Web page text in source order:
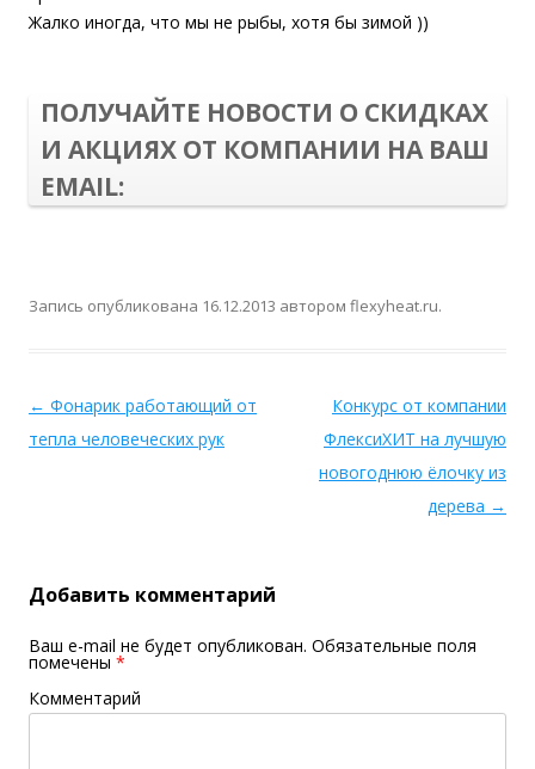
Жалко иногда, что мы не рыбы, хотя бы зимой ))
ПОЛУЧАЙТЕ НОВОСТИ О СКИДКАХ
И АКЦИЯХ ОТ КОМПАНИИ НА ВАШ
EMAIL:
Запись опубликована 16.12.2013 автором flexyheat.ru.
← Фонарик работающий от
тепла человеческих рук
Конкурс от компании
ФлексиХИТ на лучшую
новогоднюю ёлочку из
дерева →
Добавить комментарий
Ваш e-mail не будет опубликован. Обязательные поля
помечены *
Комментарий